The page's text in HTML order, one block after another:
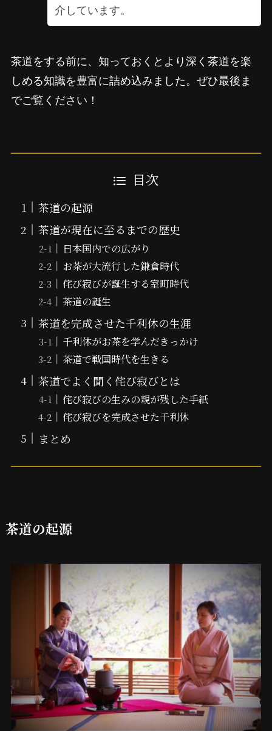
介しています。
茶道をする前に、知っておくとより深く茶道を楽
しめる知識を豊富に詰め込みました。ぜひ最後ま
でご覧ください！
目次
茶道の起源
茶道が現在に至るまでの歴史
日本国内での広がり
お茶が大流行した鎌倉時代
侘び寂びが誕生する室町時代
茶道の誕生
茶道を完成させた千利休の生涯
千利休がお茶を学んだきっかけ
茶道で戦国時代を生きる
茶道でよく聞く侘び寂びとは
侘び寂びの生みの親が残した手紙
侘び寂びを完成させた千利休
まとめ
茶道の起源